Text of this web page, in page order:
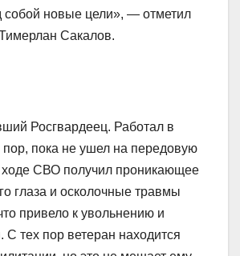
собой новые цели», — отметил
Сакалов.
Росгвардеец. Работал в
пока не ушел на передовую
ходе СВО получил проникающее
глаза и осколочные травмы
привело к увольнению и
С тех пор ветеран находится